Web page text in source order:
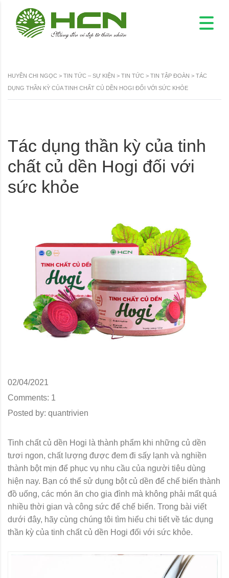
HUYỀN CHI NGỌC > TIN TỨC – SỰ KIỆN > TIN TỨC > TIN TẬP ĐOÀN > TÁC
DỤNG THẦN KỲ CỦA TINH CHẤT CỦ DỀN HOGI ĐỐI VỚI SỨC KHỎE
Tác dụng thần kỳ của tinh
chất củ dền Hogi đối với
sức khỏe
02/04/2021
Comments: 1
Posted by: quantrivien
Tinh chất củ dền Hogi là thành phẩm khi những củ dền
tươi ngon, chất lượng được đem đi sấy lạnh và nghiền
thành bột mịn để phục vụ nhu cầu của người tiêu dùng
hiện nay. Bạn có thể sử dụng bột củ dền để chế biến thành
đồ uống, các món ăn cho gia đình mà không phải mất quá
nhiều thời gian và công sức để chế biến. Trong bài viết
dưới đây, hãy cùng chúng tôi tìm hiểu chi tiết về tác dụng
thần kỳ của tinh chất củ dền Hogi đối với sức khỏe.